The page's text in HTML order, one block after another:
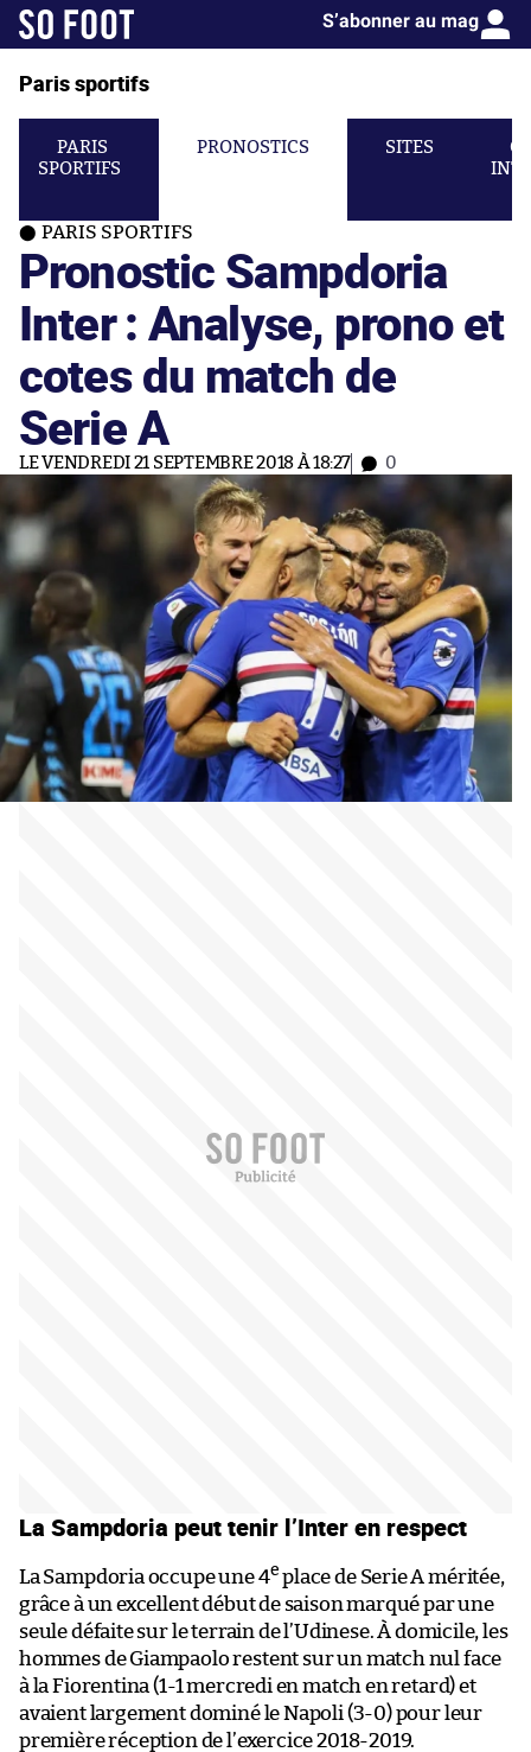
S’abonner au mag
Paris sportifs
PARIS
SPORTIFS
PRONOSTICS SITES
PARIS SPORTIFS
Pronostic Sampdoria
Inter : Analyse, prono et
cotes du match de
Serie A
LE VENDREDI 21 SEPTEMBRE 2018 À 18:27 0
La Sampdoria peut tenir l’Inter en respect
La Sampdoria occupe une 4e place de Serie A méritée,
grâce à un excellent début de saison marqué par une
seule défaite sur le terrain de l’Udinese. À domicile, les
hommes de Giampaolo restent sur un match nul face
à la Fiorentina (1-1 mercredi en match en retard) et
avaient largement dominé le Napoli (3-0) pour leur
première réception de l’exercice 2018-2019.